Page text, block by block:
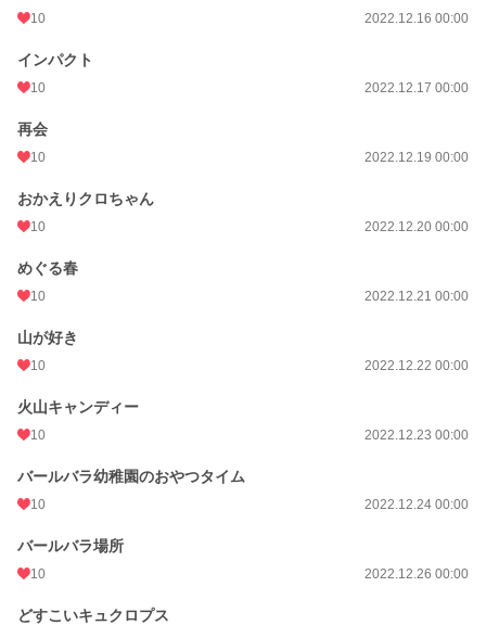
10 2022.12.16 00:00
インパクト
10 2022.12.17 00:00
再会
10 2022.12.19 00:00
おかえりクロちゃん
10 2022.12.20 00:00
めぐる春
10 2022.12.21 00:00
山が好き
10 2022.12.22 00:00
火山キャンディー
10 2022.12.23 00:00
バールバラ幼稚園のおやつタイム
10 2022.12.24 00:00
バールバラ場所
10 2022.12.26 00:00
どすこいキュクロプス